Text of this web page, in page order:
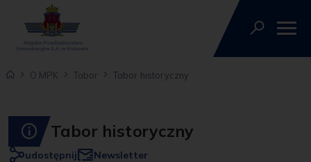
O MPK Tabor Tabor historyczny
Tabor historyczny
udostępnij Newsletter